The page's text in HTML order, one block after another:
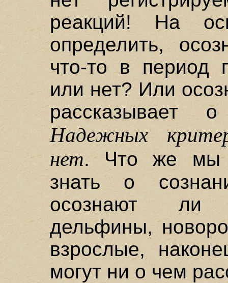
реакций! На
определить,
что-то в период
или нет? Или
рассказывает
Надежных
нет. Что же мы
знать о
осознают ли
дельфины,
взрослые,
могут ни о чем